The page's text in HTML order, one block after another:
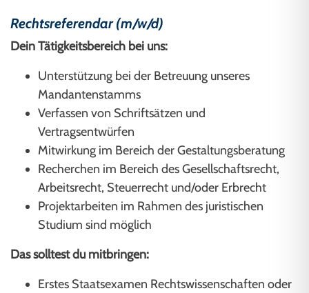
Rechtsreferendar (m/w/d)
Dein Tätigkeitsbereich bei uns:
Unterstützung bei der Betreuung unseres
Mandantenstamms
Verfassen von Schriftsätzen und
Vertragsentwürfen
Mitwirkung im Bereich der Gestaltungsberatung
Recherchen im Bereich des Gesellschaftsrecht,
Arbeitsrecht, Steuerrecht und/oder Erbrecht
Projektarbeiten im Rahmen des juristischen
Studium sind möglich
Das solltest du mitbringen:
Erstes Staatsexamen Rechtswissenschaften oder